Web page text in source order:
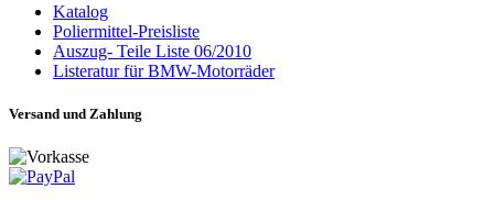
Katalog
Poliermittel-Preisliste
Auszug- Teile Liste 06/2010
Listeratur für BMW-Motorräder
Versand und Zahlung